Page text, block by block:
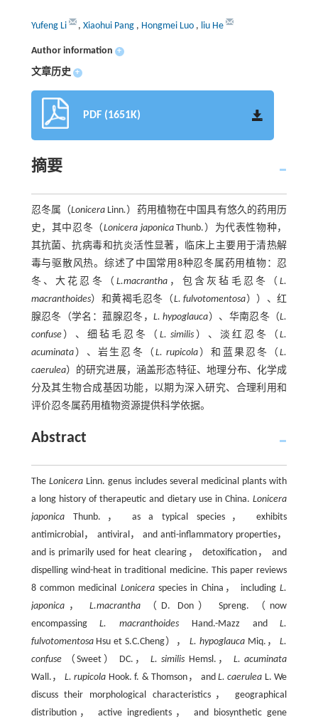
Yufeng Li , Xiaohui Pang , Hongmei Luo , liu He
Author information +
文章历史 +
PDF (1651K)
摘要
忍冬属（Lonicera Linn.）药用植物在中国具有悠久的药用历
史，其中忍冬（Lonicera japonicaThunb.）为代表性物种，
其抗菌、抗病毒和抗炎活性显著，临床上主要用于清热解
毒与驱散风热。综述了中国常用8种忍冬属药用植物：忍
冬、大花忍冬（L.macrantha ，包含灰毡毛忍冬（L.
macranthoides）和黄褐毛忍冬（L. fulvotomentosa））、红
腺忍冬（学名：菰腺忍冬，L. hypoglauca）、华南忍冬（L.
confuse）、细毡毛忍冬（ L. similis ）、淡红忍冬（L.
acuminata）、岩生忍冬（ L. rupicola ）和蓝果忍冬（L.
caerulea）的研究进展，涵盖形态特征、地理分布、化学成
分及其生物合成基因功能，以期为深入研究、合理利用和
评价忍冬属药用植物资源提供科学依据。
Abstract
The LoniceraLinn. genus includes several medicinal plants with
a long history of therapeutic and dietary use in China.Lonicera
japonicaThunb.， as a typical species， exhibits
antimicrobial， antiviral， and anti-inflammatory properties，
and is primarily used for heat clearing， detoxification， and
dispelling wind-heat in traditional medicine. This paper reviews
8 common medicinal Loniceraspecies in China， includingL.
japonica，L.macrantha （D. Don） Spreng. （now
encompassingL. macranthoides Hand.-Mazz andL.
fulvotomentosaHsu et S.C.Cheng）， L. hypoglaucaMiq.，L.
confuse（Sweet） DC.， L. similis Hemsl.， L. acuminata
Wall.， L. rupicola Hook. f. & Thomson， andL. caerulea L. We
discuss their morphological characteristics， geographical
distribution， active ingredients， and biosynthetic gene